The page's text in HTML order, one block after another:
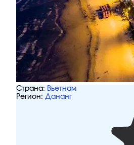
Страна: Вьетнам
Регион: Дананг